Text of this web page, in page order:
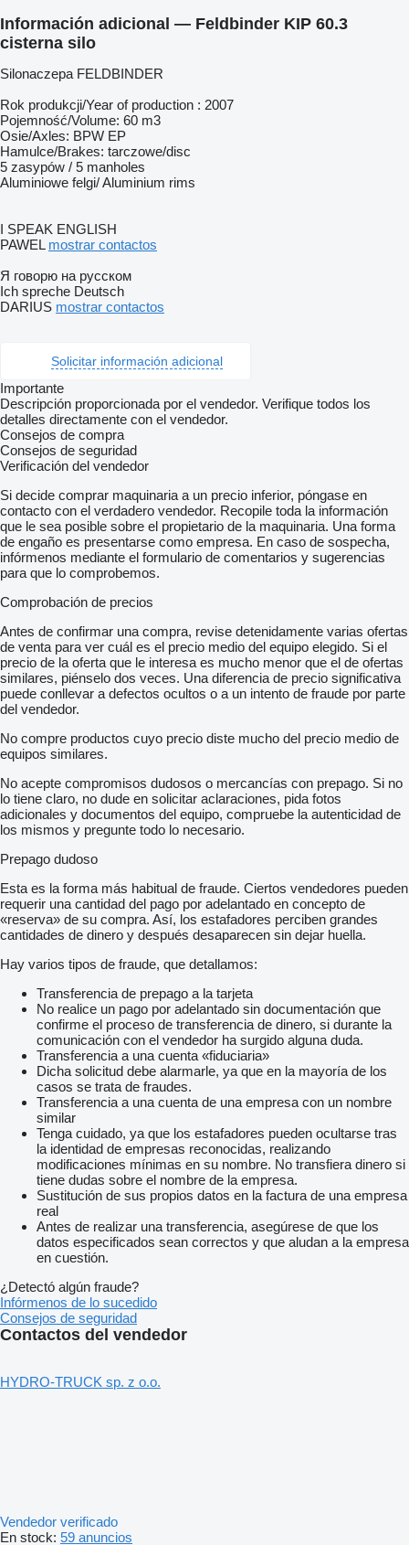
Información adicional — Feldbinder KIP 60.3
cisterna silo
Silonaczepa FELDBINDER
Rok produkcji/Year of production : 2007
Pojemność/Volume: 60 m3
Osie/Axles: BPW EP
Hamulce/Brakes: tarczowe/disc
5 zasypów / 5 manholes
Aluminiowe felgi/ Aluminium rims
I SPEAK ENGLISH
PAWEL mostrar contactos
Я говорю на русском
Ich spreche Deutsch
DARIUS mostrar contactos
Solicitar información adicional
Importante
Descripción proporcionada por el vendedor. Verifique todos los
detalles directamente con el vendedor.
Consejos de compra
Consejos de seguridad
Verificación del vendedor
Si decide comprar maquinaria a un precio inferior, póngase en
contacto con el verdadero vendedor. Recopile toda la información
que le sea posible sobre el propietario de la maquinaria. Una forma
de engaño es presentarse como empresa. En caso de sospecha,
infórmenos mediante el formulario de comentarios y sugerencias
para que lo comprobemos.
Comprobación de precios
Antes de confirmar una compra, revise detenidamente varias ofertas
de venta para ver cuál es el precio medio del equipo elegido. Si el
precio de la oferta que le interesa es mucho menor que el de ofertas
similares, piénselo dos veces. Una diferencia de precio significativa
puede conllevar a defectos ocultos o a un intento de fraude por parte
del vendedor.
No compre productos cuyo precio diste mucho del precio medio de
equipos similares.
No acepte compromisos dudosos o mercancías con prepago. Si no
lo tiene claro, no dude en solicitar aclaraciones, pida fotos
adicionales y documentos del equipo, compruebe la autenticidad de
los mismos y pregunte todo lo necesario.
Prepago dudoso
Esta es la forma más habitual de fraude. Ciertos vendedores pueden
requerir una cantidad del pago por adelantado en concepto de
«reserva» de su compra. Así, los estafadores perciben grandes
cantidades de dinero y después desaparecen sin dejar huella.
Hay varios tipos de fraude, que detallamos:
Transferencia de prepago a la tarjeta
No realice un pago por adelantado sin documentación que
confirme el proceso de transferencia de dinero, si durante la
comunicación con el vendedor ha surgido alguna duda.
Transferencia a una cuenta «fiduciaria»
Dicha solicitud debe alarmarle, ya que en la mayoría de los
casos se trata de fraudes.
Transferencia a una cuenta de una empresa con un nombre
similar
Tenga cuidado, ya que los estafadores pueden ocultarse tras
la identidad de empresas reconocidas, realizando
modificaciones mínimas en su nombre. No transfiera dinero si
tiene dudas sobre el nombre de la empresa.
Sustitución de sus propios datos en la factura de una empresa
real
Antes de realizar una transferencia, asegúrese de que los
datos especificados sean correctos y que aludan a la empresa
en cuestión.
¿Detectó algún fraude?
Infórmenos de lo sucedido
Consejos de seguridad
Contactos del vendedor
HYDRO-TRUCK sp. z o.o.
Vendedor verificado
En stock: 59 anuncios